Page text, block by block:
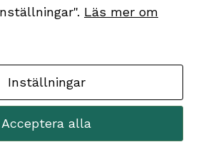
Läs mer om
Inställningar
Acceptera alla